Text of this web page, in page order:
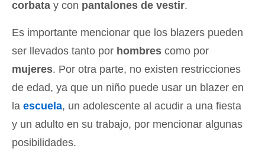
corbata y con pantalones de vestir.
Es importante mencionar que los blazers pueden
ser llevados tanto por hombres como por
mujeres. Por otra parte, no existen restricciones
de edad, ya que un niño puede usar un blazer en
la escuela, un adolescente al acudir a una fiesta
y un adulto en su trabajo, por mencionar algunas
posibilidades.